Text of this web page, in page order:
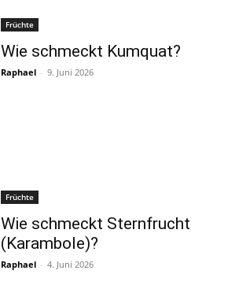
Früchte
Wie schmeckt Kumquat?
Raphael - 9. Juni 2026
Früchte
Wie schmeckt Sternfrucht
(Karambole)?
Raphael - 4. Juni 2026